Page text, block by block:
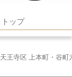
トップ
天王寺区 上本町・谷町